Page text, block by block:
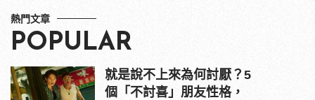
熱門文章
POPULAR
就是說不上來為何討厭？5
個「不討喜」朋友性格，